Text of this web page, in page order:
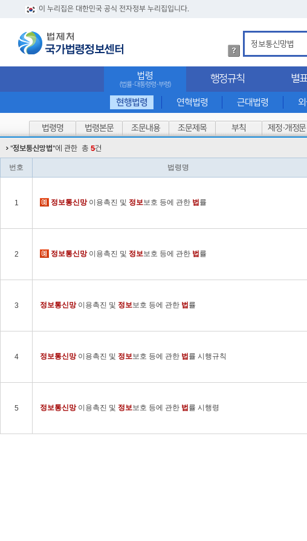
이 누리집은 대한민국 공식 전자정부 누리집입니다.
법
령
검
색
세
내
법령
(법률·대통령령·부령)
현행법령 연혁법령 근대법령
행정규칙 별
법령명 법령본문 조문내용 조문제목 부칙 제정·개정문
"정보통신망법"에 관한 총 5건
번호 법령명
1 정보통신망이용촉진 및 정보보호 등에 관한 법 률
2 정보통신망이용촉진 및 정보보호 등에 관한 법 률
3 정보통신망이용촉진 및 정보보호 등에 관한 법 률
4 정보통신망이용촉진 및 정보보호 등에 관한 법 률 시행규칙
5 정보통신망이용촉진 및 정보보호 등에 관한 법 률 시행령